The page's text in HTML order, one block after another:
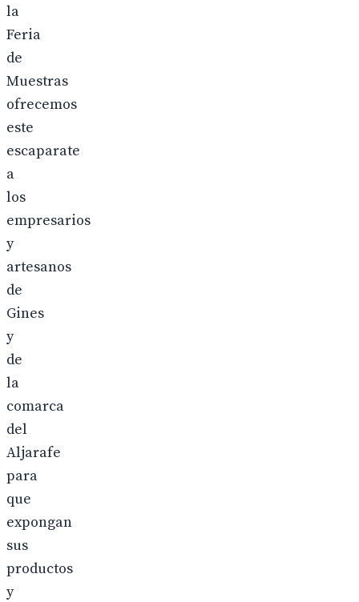
la
Feria
de
Muestras
ofrecemos
este
escaparate
a
los
empresarios
y
artesanos
de
Gines
y
de
la
comarca
del
Aljarafe
para
que
expongan
sus
productos
y